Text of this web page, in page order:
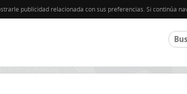
publicidad relacionada con sus preferencias. Si continúa